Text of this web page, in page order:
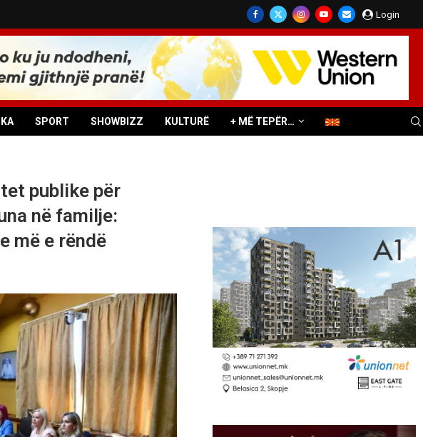
Login
SPORT SHOWBIZZ KULTURË + MË TEPËR…
publike për
në familje:
më e rëndë